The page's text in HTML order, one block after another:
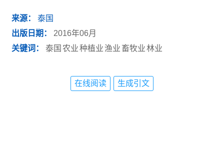
来源：
泰国
出版日期：
2016年06月
关键词：
泰国 农业 种植业 渔业 畜牧业 林业
在线阅读 生成引文